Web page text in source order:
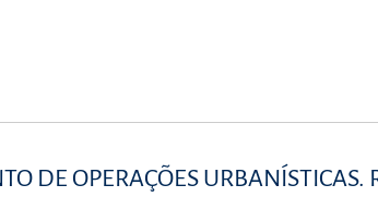
DE OPERAÇÕES